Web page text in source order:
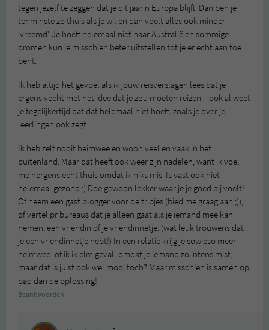
tegen jezelf te zeggen dat je dit jaar n Europa blijft. Dan ben je
tenminste zo thuis als je wil en dan voelt alles ook minder
‘vreemd’. Je hoeft helemaal niet naar Australië en sommige
dromen kun je misschien beter uitstellen tot je er echt aan toe
bent.
Ik heb altijd het gevoel als ik jouw reisverslagen lees dat je
ergens vecht met het idee dat je zou moeten reizen – ook al weet
je tegelijkertijd dat dat helemaal niet hoeft, zoals je over je
leerlingen ook zegt.
Ik heb zelf nooit heimwee en woon veel en vaak in het
buitenland. Maar dat heeft ook weer zijn nadelen, want ik voel
me nergens echt thuis omdat ik niks mis. Is vast ook niet
helemaal gezond :) Doe gewoon lekker waar je je goed bij voelt!
Of neem een gast blogger voor de tripjes (bied me graag aan ;)),
of vertel pr bureaus dat je alleen gaat als je iemand mee kan
nemen, een vriendin of je vriendinnetje. (wat leuk trouwens dat
je een vriendinnetje hebt!) In een relatie krijg je sowieso meer
heimwee -of ik ik elm geval- omdat je iemand zo intens mist,
maar dat is juist ook wel mooi toch? Maar misschien is samen op
pad dan de oplossing!
Beantwoorden